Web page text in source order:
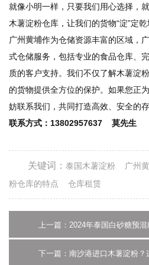
就像小明一样，只要我们用心选择，
木薯淀粉仓库，让我们的货物“淀”定乾
广州黄埔作为仓储资源丰富的区域，
式仓储服务，包括专业的食品仓库、
质的客户支持。我们不仅了解木薯淀
的货物提供全方位的保护。如果您正
妨联系我们，共同打造高效、安全的
联系方式：13802957637 莫先生
关键词： 泰国木薯淀粉 广州
粉仓库的特点
仓库租赁
下一篇：南沙港进口木薯淀粉？